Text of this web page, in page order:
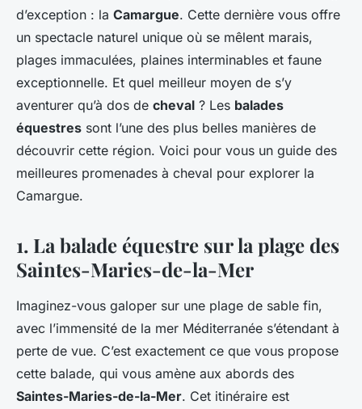
d’exception : la Camargue. Cette dernière vous offre
un spectacle naturel unique où se mêlent marais,
plages immaculées, plaines interminables et faune
exceptionnelle. Et quel meilleur moyen de s’y
aventurer qu’à dos de cheval ? Les balades
équestres sont l’une des plus belles manières de
découvrir cette région. Voici pour vous un guide des
meilleures promenades à cheval pour explorer la
Camargue.
1. La balade équestre sur la plage des
Saintes-Maries-de-la-Mer
Imaginez-vous galoper sur une plage de sable fin,
avec l’immensité de la mer Méditerranée s’étendant à
perte de vue. C’est exactement ce que vous propose
cette balade, qui vous amène aux abords des
Saintes-Maries-de-la-Mer. Cet itinéraire est